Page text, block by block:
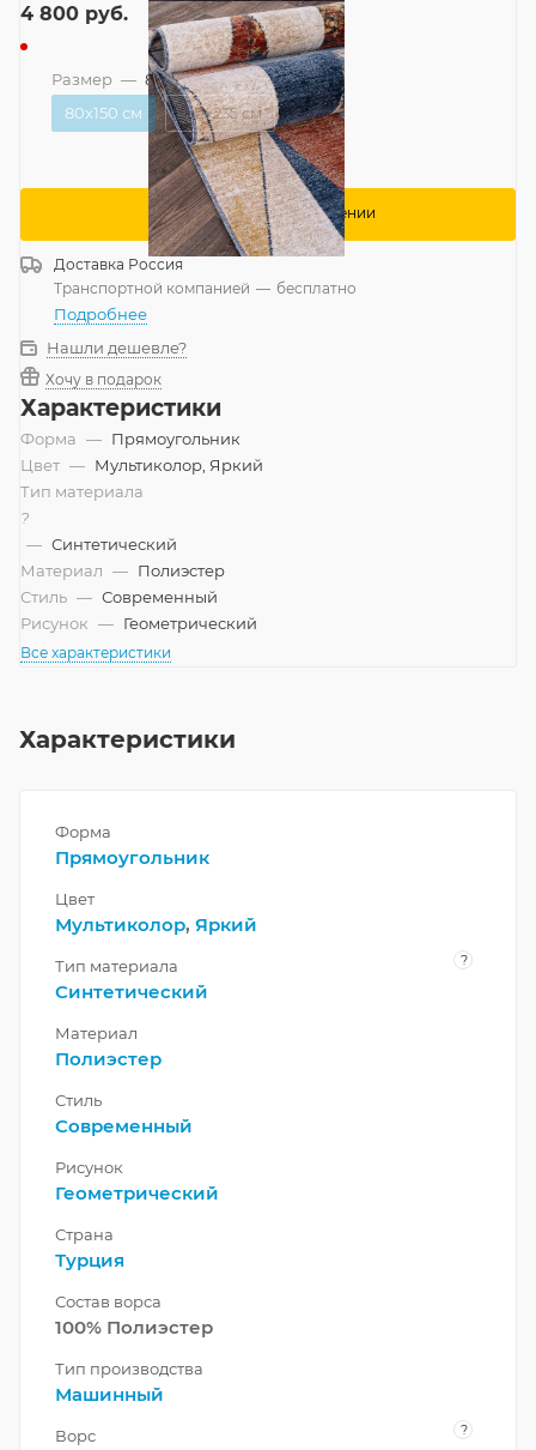
4 800 руб.
Размер — 80x150 см
80x150 см
160x235 см
Сообщить о поступлении
Доставка Россия
Транспортной компанией — бесплатно
Подробнее
Нашли дешевле?
Хочу в подарок
Характеристики
Форма — Прямоугольник
Цвет — Мультиколор, Яркий
Тип материала
?
— Синтетический
Материал — Полиэстер
Стиль — Современный
Рисунок — Геометрический
Все характеристики
Характеристики
Форма
Прямоугольник
Цвет
Мультиколор, Яркий
Тип материала ?
Синтетический
Материал
Полиэстер
Стиль
Современный
Рисунок
Геометрический
Страна
Турция
Состав ворса
100% Полиэстер
Тип производства
Машинный
Ворс ?